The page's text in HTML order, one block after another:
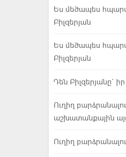
Ես մեծապես
Բիլզերյան
Ես մեծապես
Բիլզերյան
Դեն Բիլզերյանը`
Ուղիղ
աշխատանքային
Ուղիղ